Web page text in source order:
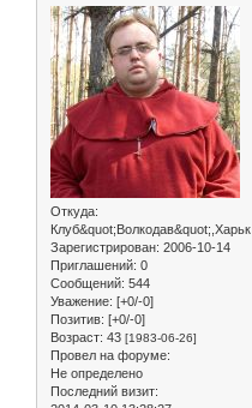
Откуда:
Клуб&quot;Волкодав&quot;,Харьк
Зарегистрирован: 2006-10-14
Приглашений: 0
Сообщений: 544
Уважение: [+0/-0]
Позитив: [+0/-0]
Возраст: 43 [1983-06-26]
Провел на форуме:
Не определено
Последний визит: